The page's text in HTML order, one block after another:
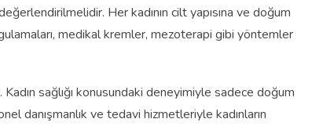
Her kadının cilt yapısına ve doğum
medikal kremler, mezoterapi gibi yöntemler
sağlığı konusundaki deneyimiyle sadece doğum
danışmanlık ve tedavi hizmetleriyle kadınların